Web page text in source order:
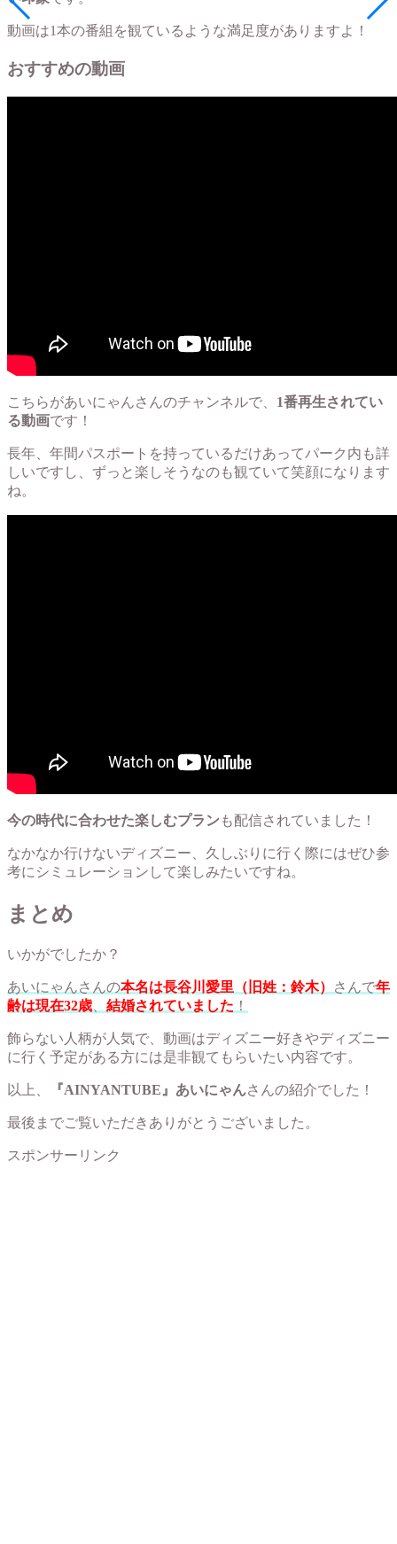
動画は1本の番組を観ているような満足度がありますよ！
おすすめの動画
こちらがあいにゃんさんのチャンネルで、 1番再生されてい
る動画です！
長年、年間パスポートを持っているだけあってパーク内も詳
しいですし、ずっと楽しそうなのも観ていて笑顔になります
ね。
今の時代に合わせた楽しむプラン も配信されていました！
なかなか行けないディズニー、久しぶりに行く際にはぜひ参
考にシミュレーションして楽しみたいですね。
まとめ
いかがでしたか？
あいにゃんさんの本名は長谷川愛里（旧姓：鈴木） さんで年
齢は現在32歳
結婚されていました ！
飾らない人柄が人気で、動画はディズニー好きやディズニー
に行く予定がある方には是非観てもらいたい内容です。
以上、 『AINYANTUBE』あいにゃんさんの紹介でした！
最後までご覧いただきありがとうございました。
スポンサーリンク